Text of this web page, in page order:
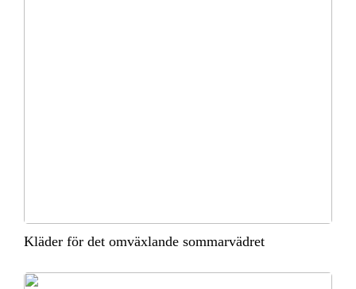
Kläder för det omväxlande sommarvädret